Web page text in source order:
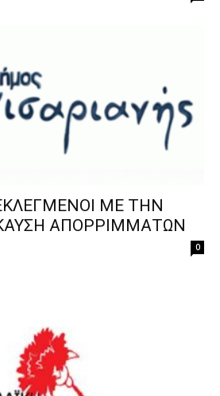
ΕΚΛΕΓΜΕΝΟΙ ΜΕ ΤΗΝ
ΑΠΟΡΡΙΜΜΑΤΩΝ
0